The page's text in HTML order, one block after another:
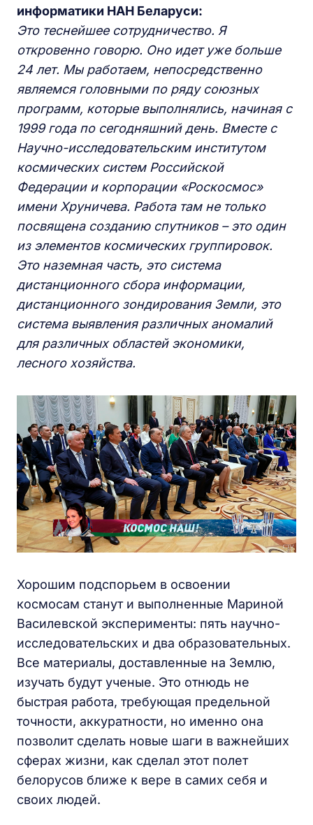
информатики НАН Беларуси:
Это теснейшее сотрудничество. Я
откровенно говорю. Оноидет уже больше
24 лет. Мы работаем, непосредственно
являемся головными по ряду союзных
программ, которые выполнялись, начиная с
1999 года по сегодняшний день. Вместе с
Научно-исследовательским институтом
космических систем Российской
Федерации и корпорации «Роскосмос»
имени Хруничева. Работа там не только
посвящена созданию спутников – это один
из элементов космических группировок.
Это наземная часть, это система
дистанционного сбора информации,
дистанционного зондирования Земли, это
система выявления различных аномалий
для различных областей экономики,
лесного хозяйства.
Хорошим подспорьем в освоении
космосам станут и выполненные Мариной
Василевской эксперименты: пять научно-
исследовательских и два образовательных.
Все материалы, доставленные на Землю,
изучать будут ученые. Это отнюдь не
быстрая работа, требующая предельной
точности, аккуратности, но именно она
позволит сделать новые шаги в важнейших
сферах жизни, как сделал этот полет
белорусов ближе к вере в самих себя и
своих людей.